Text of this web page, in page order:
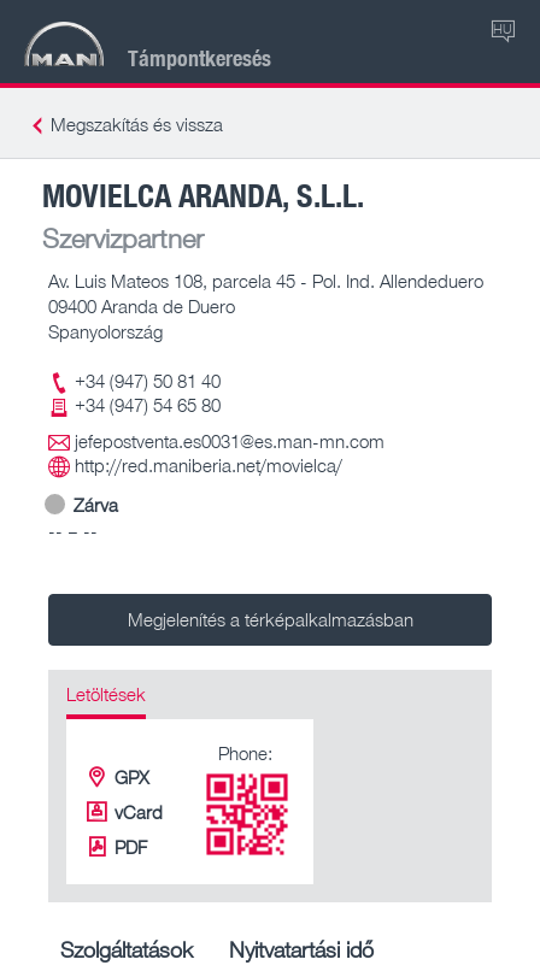
Támpontkeresés
HU
Megszakítás és vissza
MOVIELCA ARANDA, S.L.L.
Szervizpartner
Av. Luis Mateos 108, parcela 45 - Pol. Ind. Allendeduero
09400 Aranda de Duero
Spanyolország
+34 (947) 50 81 40
+34 (947) 54 65 80
jefepostventa.es0031@es.man-mn.com
http://red.maniberia.net/movielca/
Zárva
-- – --
Megjelenítés a térképalkalmazásban
Letöltések
GPX
vCard
PDF
Phone:
Szolgáltatások Nyitvatartási idő